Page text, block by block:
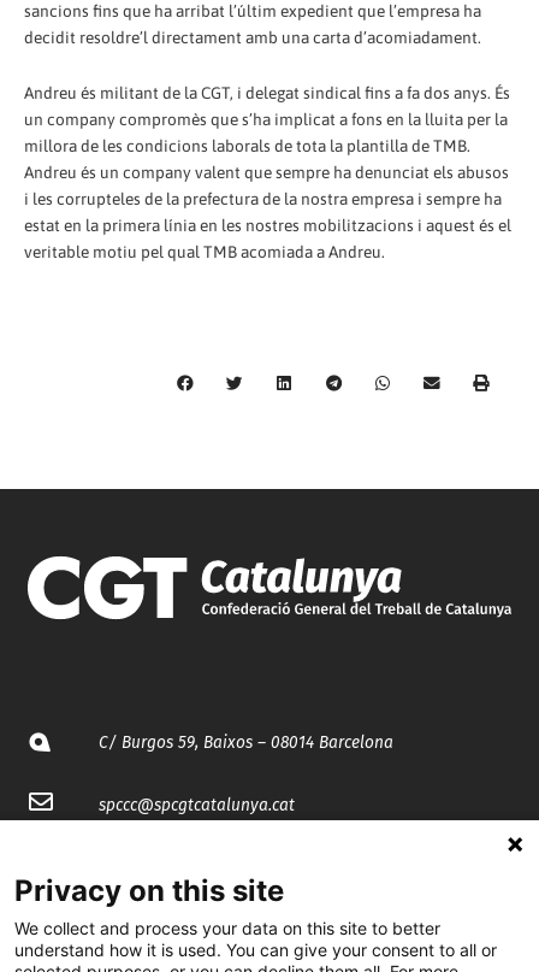
sancions fins que ha arribat l’últim expedient que l’empresa ha
decidit resoldre’l directament amb una carta d’acomiadament.
Andreu és militant de la CGT, i delegat sindical fins a fa dos anys. És
un company compromès que s’ha implicat a fons en la lluita per la
millora de les condicions laborals de tota la plantilla de TMB.
Andreu és un company valent que sempre ha denunciat els abusos
i les corrupteles de la prefectura de la nostra empresa i sempre ha
estat en la primera línia en les nostres mobilitzacions i aquest és el
veritable motiu pel qual TMB acomiada a Andreu.
C/ Burgos 59, Baixos – 08014 Barcelona
spccc@spcgtcatalunya.cat
@CGTCatalunya
Privacy on this site
We collect and process your data on this site to better
understand how it is used. You can give your consent to all or